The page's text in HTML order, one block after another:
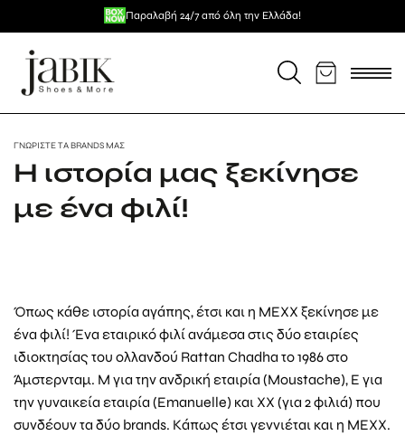
στο
περιεχόμενο
Παραλαβή 24/7 από όλη την Ελλάδα!
Πλήρωσε ευέλικτα με σε 3 άτοκες δόσεις!
Επιπλέον -5% για πληρωμή με κάρτα / κατάθεση
Δωρεάν μεταφορικά για αγορές άνω των 59€
ΓΝΩΡΊΣΤΕ ΤΑ BRANDS ΜΑΣ
Η ιστορία μας ξεκίνησε
με ένα φιλί!
Όπως κάθε ιστορία αγάπης, έτσι και η MEXX ξεκίνησε με
ένα φιλί! Ένα εταιρικό φιλί ανάμεσα στις δύο εταιρίες
ιδιοκτησίας του ολλανδού Rattan Chadha το 1986 στο
Άμστερνταμ. Μ για την ανδρική εταιρία (Moustache), E για
την γυναικεία εταιρία (Emanuelle) και XX (για 2 φιλιά) που
συνδέουν τα δύο brands. Κάπως έτσι γεννιέται και η MEXX.